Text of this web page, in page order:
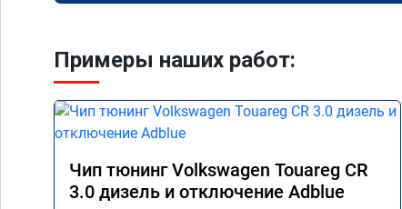
Примеры наших работ:
Чип тюнинг Volkswagen Touareg CR
3.0 дизель и отключение Adblue